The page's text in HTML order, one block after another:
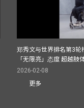
郑秀文与世界排名第3轮
「无限亮」态度 超越肢
2026-02-08
更多